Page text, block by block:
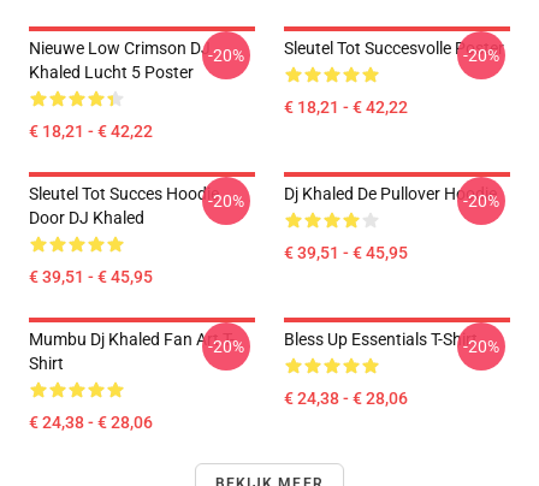
Nieuwe Low Crimson DJ
Khaled Lucht 5 Poster
€ 18,21 - € 42,22
-20% Sleutel Tot Succesvolle Poster
€ 18,21 - € 42,22
-20%
Sleutel Tot Succes Hoodie
Door DJ Khaled
€ 39,51 - € 45,95
-20% Dj Khaled De Pullover Hoodie
€ 39,51 - € 45,95
-20%
Mumbu Dj Khaled Fan Art T-
Shirt
€ 24,38 - € 28,06
-20% Bless Up Essentials T-Shirt
€ 24,38 - € 28,06
-20%